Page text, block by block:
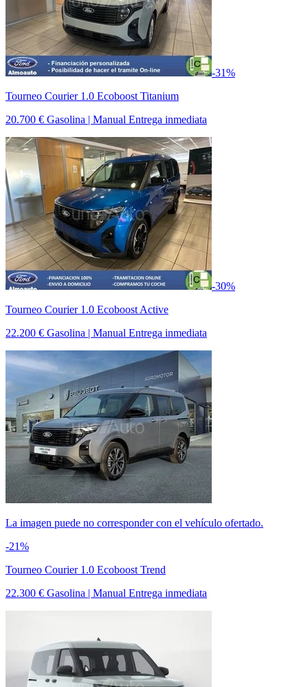
-31%
Tourneo Courier 1.0 Ecoboost Titanium
20.700 € Gasolina | Manual Entrega inmediata
-30%
Tourneo Courier 1.0 Ecoboost Active
22.200 € Gasolina | Manual Entrega inmediata
La imagen puede no corresponder con el vehículo ofertado.
-21%
Tourneo Courier 1.0 Ecoboost Trend
22.300 € Gasolina | Manual Entrega inmediata